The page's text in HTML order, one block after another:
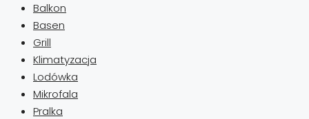
Balkon
Basen
Grill
Klimatyzacja
Lodówka
Mikrofala
Pralka